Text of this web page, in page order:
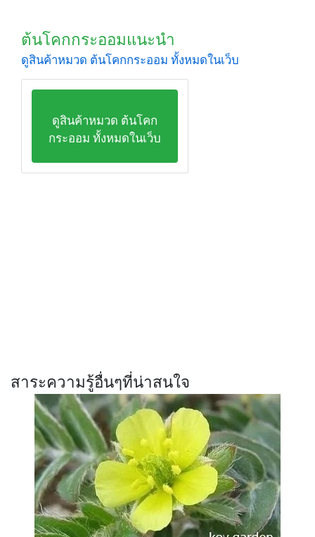
ต้นโคกกระออมแนะนำ
ดูสินค้าหมวด ต้นโคกกระออม ทั้งหมดในเว็บ
ดูสินค้าหมวด ต้นโคก
กระออม ทั้งหมดในเว็บ
สาระความรู้อื่นๆที่น่าสนใจ